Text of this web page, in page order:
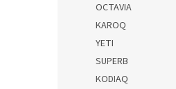
OCTAVIA
KAROQ
YETI
SUPERB
KODIAQ